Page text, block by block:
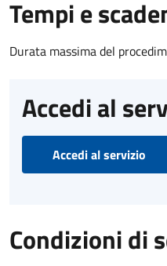
Tempi e
Durata massima del
Accedi al
Accedi al servizio
Condizioni di